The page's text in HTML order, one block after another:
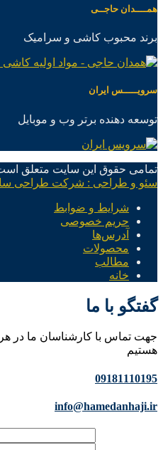
همــــدان حاجــی
برند محبوب کاشی و سرامیک
سرویـــــس ایران
توسعه دهنده برتر وب و موبایل
تمامی حقوق این سایت متعلق
سئو و طراحی : شرکت طراحی
شرایط و ضوابط
حریم خصوصی
آدرس‌ها
محصولات
مطالب
خانه
گفتگو با ما
جهت تماس با کارشناسان ما در
هستیم
09181110195
info@hamedanhaji.ir